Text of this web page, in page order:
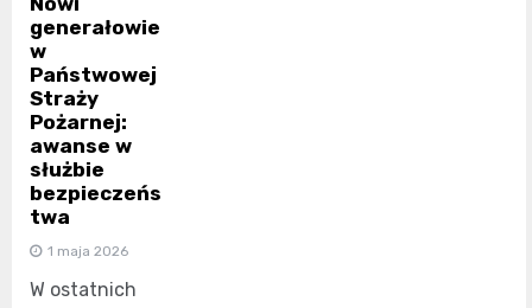
generałowie
w
Państwowej
Straży
Pożarnej:
awanse w
służbie
bezpieczeńs
twa
1 maja 2026
W ostatnich